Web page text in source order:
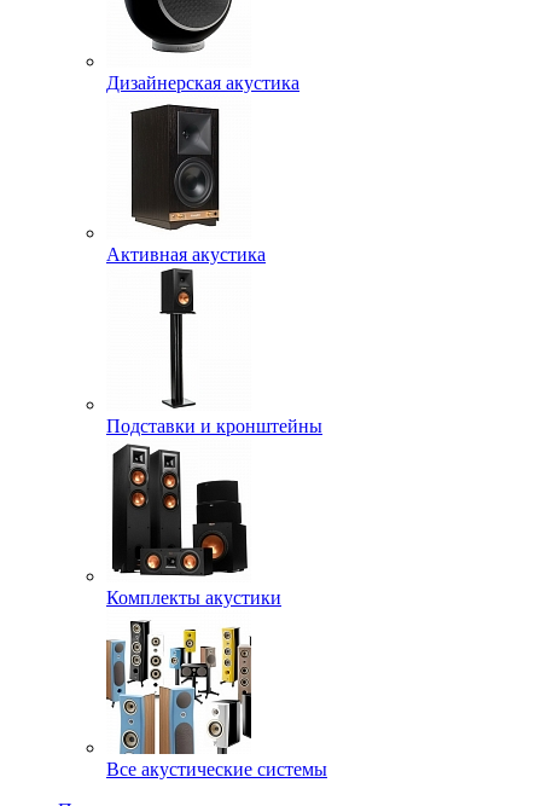
Дизайнерская акустика
Активная акустика
Подставки и кронштейны
Комплекты акустики
Все акустические системы